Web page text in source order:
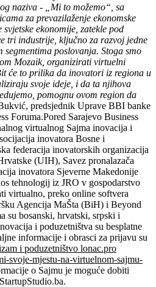
naziva - „Mi to možemo“, sa
za prevazilaženje ekonomske
ekonomije, zatekle pod
tri industrije, ključno za razvoj jedne
segmentima poslovanja. Stoga smo
Mozaik, organizirati virtuelni
će to prilika da inovatori iz regiona u
svoje ideje, i da ta njihova
pomognu ovom region da
predsjednik Uprave BBI banke
Foruma.Pored Sarajevo Business
virtualnog Sajma inovacija i
inovatora Bosne i
federacija inovatorskih organizacija
(UIH), Savez pronalazača
inovatora Sjeverne Makedonije
tehnologij iz JRO v gospodarstvo
virtualno, preko online softvera
Agencija MaŠta (BiH) i Beyond
su bosanski, hrvatski, srpski i
i poduzetništva su besplatne
informacije i obrasci za prijavu su
i poduzetništvo lonac.pro
svoje-mjestu-na-virtuelnom-sajmu-
o Sajmu je moguće dobiti
.